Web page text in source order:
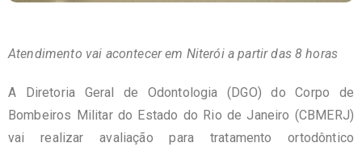
Atendimento vai acontecer em Niterói a partir das 8 horas
A Diretoria Geral de Odontologia (DGO) do Corpo de
Bombeiros Militar do Estado do Rio de Janeiro (CBMERJ)
vai realizar avaliação para tratamento ortodôntico